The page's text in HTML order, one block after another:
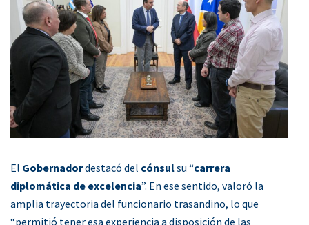
El Gobernadordestacó del cónsulsu “carrera
diplomática de excelencia”. En ese sentido, valoró la
amplia trayectoria del funcionario trasandino, lo que
“permitió tener esa experiencia a disposición de las